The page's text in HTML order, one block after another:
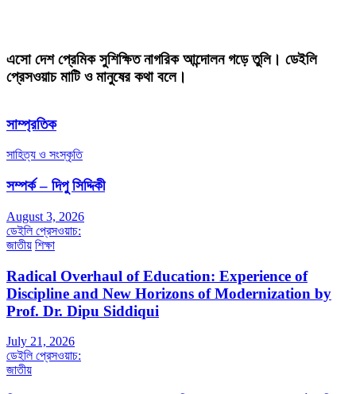
এসো দেশ প্রেমিক সুশিক্ষিত নাগরিক আন্দোলন গড়ে তুলি। ডেইলি
প্রেসওয়াচ মাটি ও মানুষের কথা বলে।
সাম্প্রতিক
সাহিত্য ও সংস্কৃতি
সম্পর্ক – দিপু সিদ্দিকী
August 3, 2026
ডেইলি প্রেসওয়াচ:
জাতীয় শিক্ষা
Radical Overhaul of Education: Experience of
Discipline and New Horizons of Modernization by
Prof. Dr. Dipu Siddiqui
July 21, 2026
ডেইলি প্রেসওয়াচ:
জাতীয়